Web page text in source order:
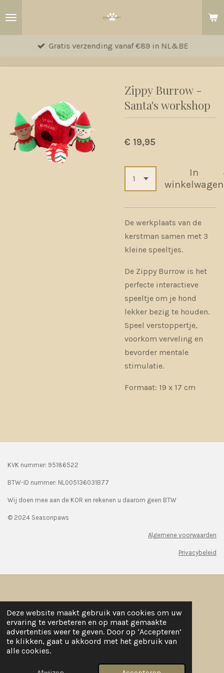
Deze website maakt gebruik van cookies om uw
ervaring te verbeteren en op maat gemaakte
advertenties weer te geven. Door op ‘Accepteren’
te klikken, gaat u akkoord met het gebruik van
alle cookies.
hoofdinhoud
Gratis verzending vanaf €89 in NL&BE
Zippy Burrow -
Santa's workshop
€ 19,95
In
winkelwagen
De werkplaats van de
kerstman samen met 3
kleine speeltjes.
De Zippy Burrow is het
perfecte interactieve
speeltje om je hond
lekker bezig te houden.
Speel verstoppertje,
voorkom verveling en
bevorder mentale
stimulatie.
Formaat: 19 x 17 cm
KVK nummer: 95186522
BTW-ID nummer: NL005136031B77
Wij doen mee aan de KOR en rekenen u daarom geen BTW
© 2024 Seasonpaws
Algemene voorwaarden
Privacybeleid